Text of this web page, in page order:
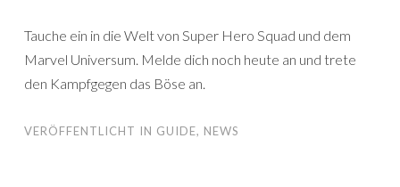
Tauche ein in die Welt von Super Hero Squad und dem
Marvel Universum. Melde dich noch heute an und trete
den Kampfgegen das Böse an.
VERÖFFENTLICHT IN GUIDE, NEWS